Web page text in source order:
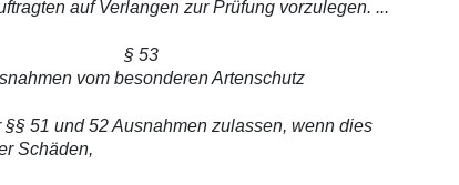
auf Verlangen zur Prüfung vorzulegen. ...
§ 53
vom besonderen Artenschutz
51 und 52 Ausnahmen zulassen, wenn dies
Schäden,